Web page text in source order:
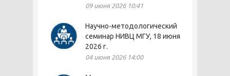
09 июня 2026 10:41
Научно-методологический
семинар НИВЦ МГУ, 18 июня
2026 г.
04 июня 2026 14:00